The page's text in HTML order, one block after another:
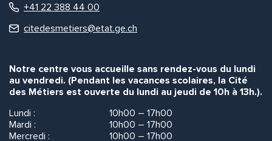
+41 22 388 44 00
citedesmetiers@etat.ge.ch
Notre centre vous accueille sans rendez-vous du lundi
au vendredi. (Pendant les vacances scolaires, la Cité
des Métiers est ouverte du lundi au jeudi de 10h à 13h.).
Lundi :
10h00 – 17h00
Mardi :
10h00 – 17h00
Mercredi :
10h00 – 17h00